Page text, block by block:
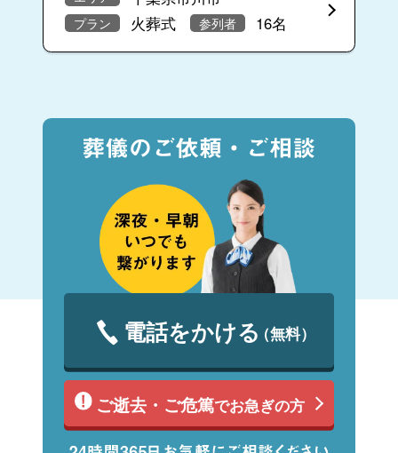
プラン 火葬式 参列者 16名
電話をかける（無料）
ご逝去・ご危篤でお急ぎの方